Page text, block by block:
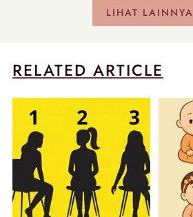
LIHAT LAINNYA
RELATED ARTICLE